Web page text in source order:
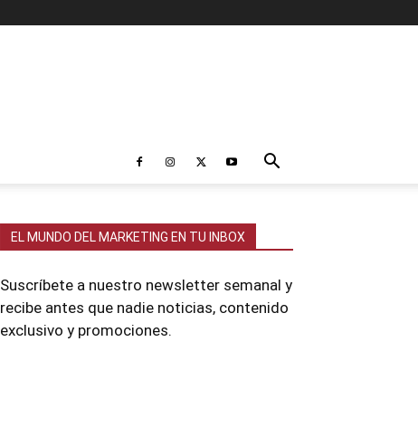
EL MUNDO DEL MARKETING EN TU INBOX
Suscríbete a nuestro newsletter semanal y
recibe antes que nadie noticias, contenido
exclusivo y promociones.